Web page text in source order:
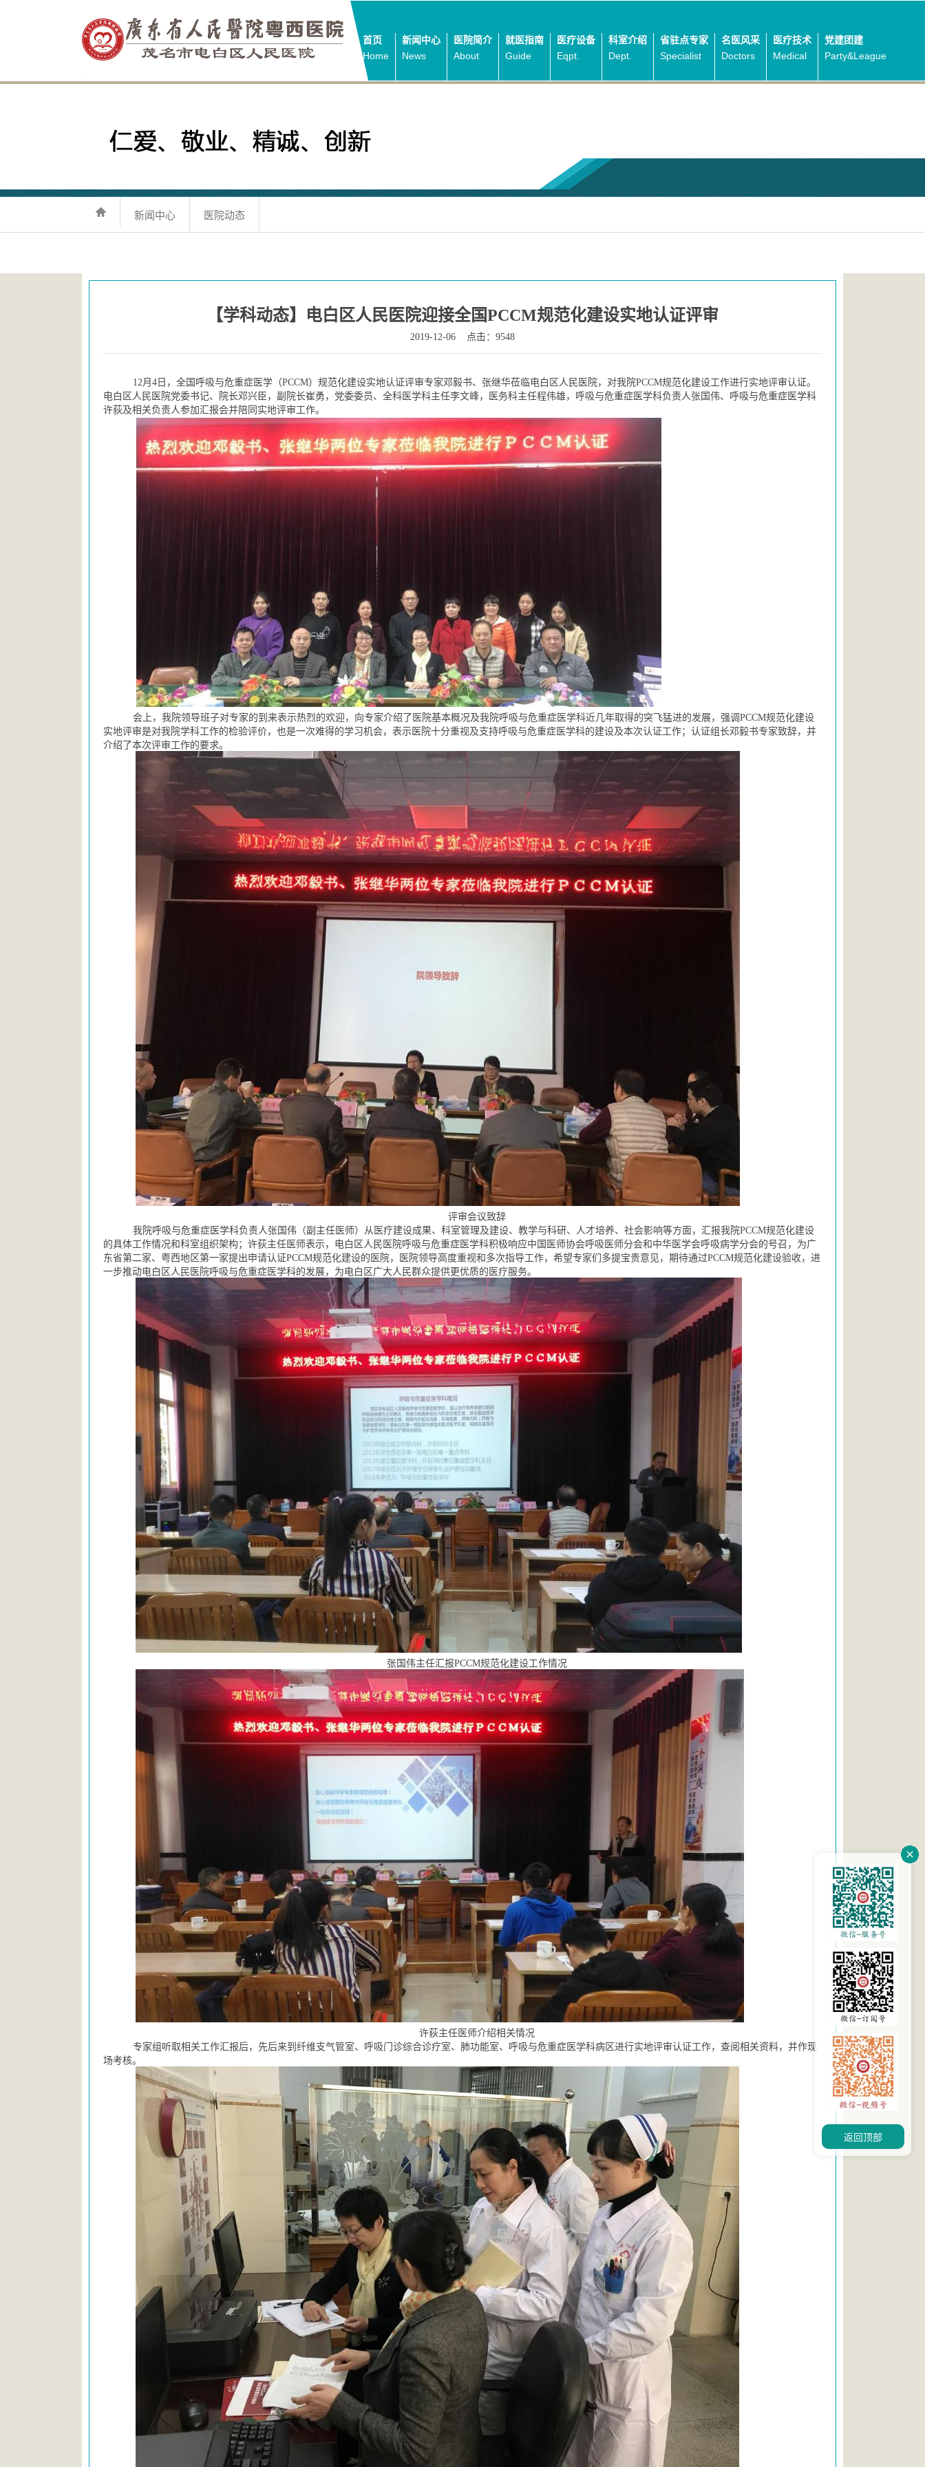
首页
Home
新闻中心
News
医院简介
About
就医指南
Guide
医疗设备
Eqpt.
科室介绍
Dept.
省驻点专家
Specialist
名医风采
Doctors
医疗技术
Medical
党建团建
Party&League
新闻中心 医院动态
【学科动态】电白区人民医院迎接全国PCCM规范化建设实地认证评审
2019-12-06 点击：9548
12月4日，全国呼吸与危重症医学（PCCM）规范化建设实地认证评审专家邓毅书、张继华莅临电白区人民医院，对我院PCCM规范化建设工作进行实地评审认证。
电白区人民医院党委书记、院长邓兴臣，副院长崔勇，党委委员、全科医学科主任李文峰，医务科主任程伟雄，呼吸与危重症医学科负责人张国伟、呼吸与危重症医学科
许荻及相关负责人参加汇报会并陪同实地评审工作。
会上，我院领导班子对专家的到来表示热烈的欢迎，向专家介绍了医院基本概况及我院呼吸与危重症医学科近几年取得的突飞猛进的发展，强调PCCM规范化建设
实地评审是对我院学科工作的检验评价，也是一次难得的学习机会，表示医院十分重视及支持呼吸与危重症医学科的建设及本次认证工作；认证组长邓毅书专家致辞，并
介绍了本次评审工作的要求。
评审会议致辞
我院呼吸与危重症医学科负责人张国伟（副主任医师）从医疗建设成果、科室管理及建设、教学与科研、人才培养、社会影响等方面，汇报我院PCCM规范化建设
的具体工作情况和科室组织架构；许荻主任医师表示，电白区人民医院呼吸与危重症医学科积极响应中国医师协会呼吸医师分会和中华医学会呼吸病学分会的号召，为广
东省第二家、粤西地区第一家提出申请认证PCCM规范化建设的医院，医院领导高度重视和多次指导工作，希望专家们多提宝贵意见，期待通过PCCM规范化建设验收，进
一步推动电白区人民医院呼吸与危重症医学科的发展，为电白区广大人民群众提供更优质的医疗服务。
张国伟主任汇报PCCM规范化建设工作情况
许荻主任医师介绍相关情况
专家组听取相关工作汇报后，先后来到纤维支气管室、呼吸门诊综合诊疗室、肺功能室、呼吸与危重症医学科病区进行实地评审认证工作，查阅相关资料，并作现
场考核。
返回顶部